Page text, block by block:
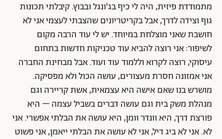
מתמודדת פיזית, היה לי כיף בג'ונגל ובבוץ. קיבלתי תכונות
גוף וצידה לדרך, אבל בקריטריונים שהצבתי לעצמי אני לא
חושבת שאני מוצלחת במיוחד. יש לי עוד הרבה מקום
לשיפור: אני רוצה להביא עוד טכניקות חדשות בתחום
עיסוקי, רוצה לקרוא וללמוד עוד ועוד. אבל מבחינת החברה
אני אמזונה חסרת מעצורים, עושה הכול ולא מפסיקה.
מושרש בנו שאם אישה היא עצמאית, אשת קריירה וגם
מנהלת משק בית וגם עושה דברים בשביל עצמה – היא
פורצת דרך, היא וונדר וומן, היא עושה את הבלתי אפשרי. אני
לא. אני לא ביג דיל, אני לא עושה את הבלתי ייאמן, אני פשוט